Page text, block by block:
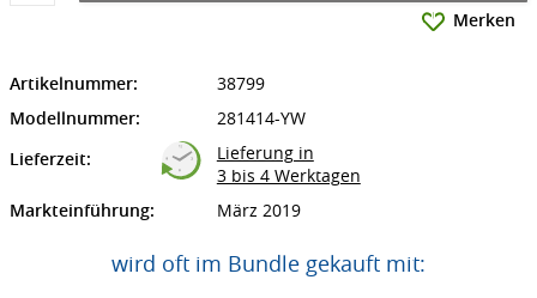
Merken
Artikelnummer:
38799
Modellnummer:
281414-YW
Lieferzeit:
Lieferung in
3 bis 4 Werktagen
Markteinführung:
März 2019
wird oft im Bundle gekauft mit: